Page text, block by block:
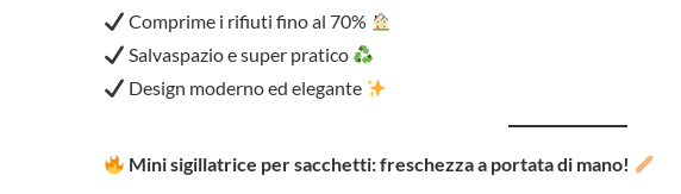
Comprime i rifiuti fino al 70%
Salvaspazio e super pratico
Design moderno ed elegante
Mini sigillatrice per sacchetti: freschezza a portata di mano!